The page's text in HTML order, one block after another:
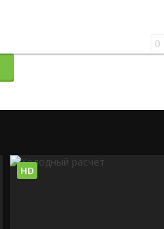
0
HD